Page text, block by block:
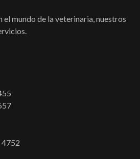
mundo de la veterinaria, nuestros